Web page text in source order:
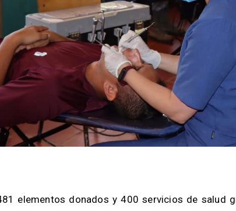
elementos donados y 400 servicios de salud